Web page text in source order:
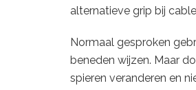
alternatieve grip bij
Normaal gesproken
beneden wijzen. Maar
spieren veranderen en